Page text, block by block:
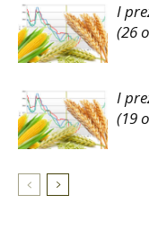
I
(26
I
(19